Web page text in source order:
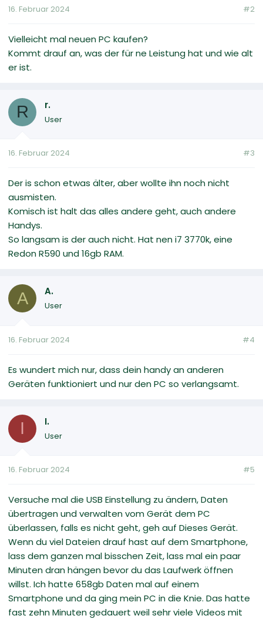
16. Februar 2024 #2
Vielleicht mal neuen PC kaufen?
Kommt drauf an, was der für ne Leistung hat und wie alt
er ist.
R r.
User
16. Februar 2024 #3
Der is schon etwas älter, aber wollte ihn noch nicht
ausmisten.
Komisch ist halt das alles andere geht, auch andere
Handys.
So langsam is der auch nicht. Hat nen i7 3770k, eine
Redon R590 und 16gb RAM.
A A.
User
16. Februar 2024 #4
Es wundert mich nur, dass dein handy an anderen
Geräten funktioniert und nur den PC so verlangsamt.
I I.
User
16. Februar 2024 #5
Versuche mal die USB Einstellung zu ändern, Daten
übertragen und verwalten vom Gerät dem PC
überlassen, falls es nicht geht, geh auf Dieses Gerät.
Wenn du viel Dateien drauf hast auf dem Smartphone,
lass dem ganzen mal bisschen Zeit, lass mal ein paar
Minuten dran hängen bevor du das Laufwerk öffnen
willst. Ich hatte 658gb Daten mal auf einem
Smartphone und da ging mein PC in die Knie. Das hatte
fast zehn Minuten gedauert weil sehr viele Videos mit